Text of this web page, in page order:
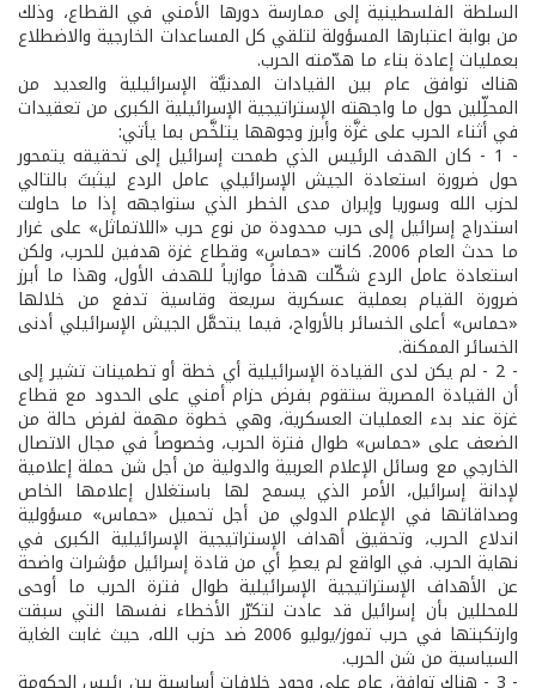
السلطة الفلسطينية إلى ممارسة دورها الأمني في القطاع، وذلك
من بوابة اعتبارها المسؤولة لتلقي كل المساعدات الخارجية والاضطلاع
بعمليات إعادة بناء ما هدّمته الحرب.
هناك توافق عام بين القيادات المدنيَّة الإسرائيلية والعديد من
المحلِّلين حول ما واجهته الإستراتيجية الإسرائيلية الكبرى من تعقيدات
في أثناء الحرب على غزَّة وأبرز وجوهها يتلخَّص بما يأتي:
- 1 - كان الهدف الرئيس الذي طمحت إسرائيل إلى تحقيقه يتمحور
حول ضرورة استعادة الجيش الإسرائيلي عامل الردع ليثبتَ بالتالي
لحزب الله وسوريا وإيران مدى الخطر الذي ستواجهه إذا ما حاولت
استدراج إسرائيل إلى حرب محدودة من نوع حرب «اللاتماثل» على غرار
ما حدث العام 2006. كانت «حماس» وقطاع غزة هدفين للحرب، ولكن
استعادة عامل الردع شكّلت هدفاً موازياً للهدف الأول، وهذا ما أبرز
ضرورة القيام بعملية عسكرية سريعة وقاسية تدفع من خلالها
«حماس» أعلى الخسائر بالأرواح، فيما يتحمَّل الجيش الإسرائيلي أدنى
الخسائر الممكنة.
- 2 - لم يكن لدى القيادة الإسرائيلية أي خطة أو تطمينات تشير إلى
أن القيادة المصرية ستقوم بفرض حزام أمني على الحدود مع قطاع
غزة عند بدء العمليات العسكرية، وهي خطوة مهمة لفرض حالة من
الضعف على «حماس» طوال فترة الحرب، وخصوصاً في مجال الاتصال
الخارجي مع وسائل الإعلام العربية والدولية من أجل شن حملة إعلامية
لإدانة إسرائيل، الأمر الذي يسمح لها باستغلال إعلامها الخاص
وصداقاتها في الإعلام الدولي من أجل تحميل «حماس» مسؤولية
اندلاع الحرب، وتحقيق أهداف الإستراتيجية الإسرائيلية الكبرى في
نهاية الحرب. في الواقع لم يعطِ أي من قادة إسرائيل مؤشرات واضحة
عن الأهداف الإستراتيجية الإسرائيلية طوال فترة الحرب ما أوحى
للمحللين بأن إسرائيل قد عادت لتكرّر الأخطاء نفسها التي سبقت
وارتكبتها في حرب تموز/يوليو 2006 ضد حزب الله، حيث غابت الغاية
السياسية من شن الحرب.